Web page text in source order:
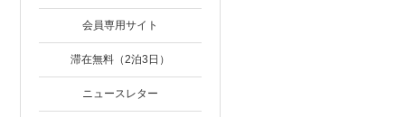
会員専用サイト
滞在無料（2泊3日）
ニュースレター